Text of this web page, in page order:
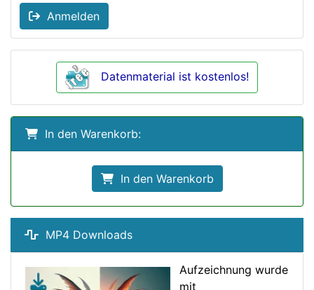
Anmelden
Datenmaterial ist kostenlos!
In den Warenkorb:
In den Warenkorb
MP4 Downloads
Aufzeichnung wurde
mit